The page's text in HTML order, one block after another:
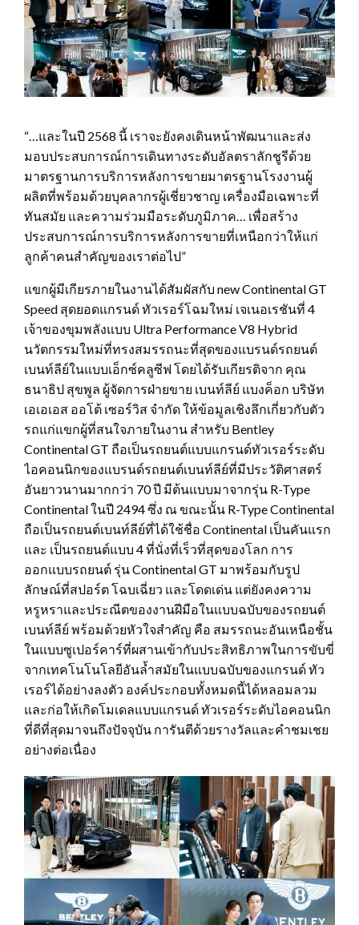
“…และในปี 2568 นี้ เราจะยังคงเดินหน้าพัฒนาและส่ง
มอบประสบการณ์การเดินทางระดับอัลตราลักชูรีด้วย
มาตรฐานการบริการหลังการขายมาตรฐานโรงงานผู้
ผลิตที่พร้อมด้วยบุคลากรผู้เชี่ยวชาญ เครื่องมือเฉพาะที่
ทันสมัย และความร่วมมือระดับภูมิภาค… เพื่อสร้าง
ประสบการณ์การบริการหลังการขายที่เหนือกว่าให้แก่
ลูกค้าคนสำคัญของเราต่อไป”
แขกผู้มีเกียรภายในงานได้สัมผัสกับ new Continental GT
Speed สุดยอดแกรนด์ ทัวเรอร์โฉมใหม่ เจเนอเรชันที่ 4
เจ้าของขุมพลังแบบ Ultra Performance V8 Hybrid
นวัตกรรมใหม่ที่ทรงสมรรถนะที่สุดของแบรนด์รถยนต์
เบนท์ลีย์ในแบบเอ็กซ์คลูซีฟ โดยได้รับเกียรติจาก คุณ
ธนาธิป สุขพูล ผู้จัดการฝ่ายขาย เบนท์ลีย์ แบงค็อก บริษัท
เอเอเอส ออโต้ เซอร์วิส จำกัด ให้ข้อมูลเชิงลึกเกี่ยวกับตัว
รถแก่แขกผู้ที่สนใจภายในงาน สำหรับ Bentley
Continental GT ถือเป็นรถยนต์แบบแกรนด์ทัวเรอร์ระดับ
ไอคอนนิกของแบรนด์รถยนต์เบนท์ลีย์ที่มีประวัติศาสตร์
อันยาวนานมากกว่า 70 ปี มีต้นแบบมาจากรุ่น R-Type
Continental ในปี 2494 ซึ่ง ณ ขณะนั้น R-Type Continental
ถือเป็นรถยนต์เบนท์ลีย์ที่ได้ใช้ชื่อ Continental เป็นคันแรก
และ เป็นรถยนต์แบบ 4 ที่นั่งที่เร็วที่สุดของโลก การ
ออกแบบรถยนต์ รุ่น Continental GT มาพร้อมกับรูป
ลักษณ์ที่สปอร์ต โฉบเฉี่ยว และโดดเด่น แต่ยังคงความ
หรูหราและประณีตของงานฝีมือในแบบฉบับของรถยนต์
เบนท์ลีย์ พร้อมด้วยหัวใจสำคัญ คือ สมรรถนะอันเหนือชั้น
ในแบบซูเปอร์คาร์ที่ผสานเข้ากับประสิทธิภาพในการขับขี่
จากเทคโนโนโลยีอันล้ำสมัยในแบบฉบับของแกรนด์ ทัว
เรอร์ได้อย่างลงตัว องค์ประกอบทั้งหมดนี้ได้หลอมลวม
และก่อให้เกิดโมเดลแบบแกรนด์ ทัวเรอร์ระดับไอคอนนิก
ที่ดีที่สุดมาจนถึงปัจจุบัน การันตีด้วยรางวัลและคำชมเชย
อย่างต่อเนื่อง